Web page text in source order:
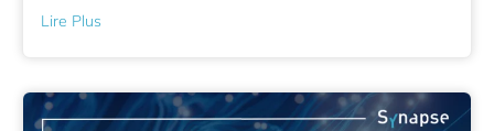
Lire Plus